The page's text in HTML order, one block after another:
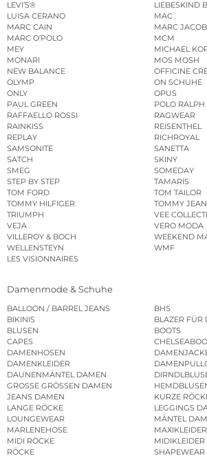
LEVI’S®
LIEBESKIND
LUISA CERANO
MAC
MARC CAIN
MARC
MARC O’POLO
MCM
MEY
MICHAEL
MONARI
MOS MOSH
NEW BALANCE
OFFICINE
OLYMP
ON SCHUHE
ONLY
OPUS
PAUL GREEN
POLO RALPH
RAFFAELLO ROSSI
RAGWEAR
RAINKISS
REISENTHEL
REPLAY
RICHROYAL
SAMSONITE
SANETTA
SATCH
SKINY
SMEG
SOMEDAY
STEP BY STEP
TAMARIS
TOM FORD
TOM TAILOR
TOMMY HILFIGER
TOMMY
TRIUMPH
VEE
VEJA
VERO MODA
VILLEROY & BOCH
WEEKEND
WELLENSTEYN
WMF
LES VISIONNAIRES
Damenmode & Schuhe
BALLOON / BARREL JEANS
BHS
BIKINIS
BLAZER FÜR
BLUSEN
BOOTS
CAPES
DAMENHOSEN
DAMENKLEIDER
DAUNENMÄNTEL DAMEN
GROSSE GRÖSSEN DAMEN
JEANS DAMEN
KURZE
LANGE RÖCKE
LEGGINGS
LOUNGEWEAR
MÄNTEL
MARLENEHOSE
MAXIKLEIDER
MIDI RÖCKE
MIDIKLEIDER
RÖCKE